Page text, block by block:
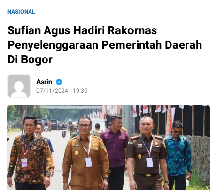
NASIONAL
Sufian Agus Hadiri Rakornas
Penyelenggaraan Pemerintah Daerah
Di Bogor
Asrin
07/11/2024 - 19:39